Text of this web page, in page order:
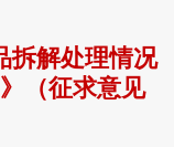
拆解处理情况
（征求意见